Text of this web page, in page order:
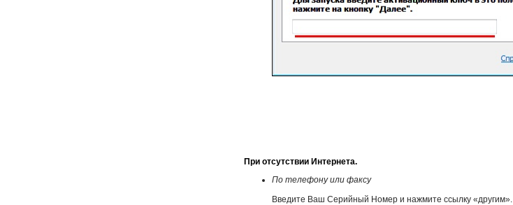
При отсутствии Интернета.
По телефону или факсу
Введите Ваш Серийный Номер и нажмите ссылку «другим».